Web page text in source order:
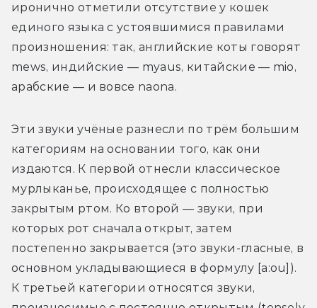
иронично отметили отсутствие у кошек
единого языка с устоявшимися правилами
произношения: так, английские коты говорят
mews, индийские — myaus, китайские — mio,
арабские — и вовсе naona.
Эти звуки учёные разнесли по трём большим
категориям на основании того, как они
издаются. К первой отнесли классическое
мурлыканье, происходящее с полностью
закрытым ртом. Ко второй — звуки, при
которых рот сначала открыт, затем
постепенно закрывается (это звуки-гласные, в
основном укладывающиеся в формулу [a:ou]).
К третьей категории относятся звуки,